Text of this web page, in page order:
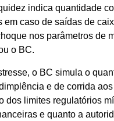
indica quantidade
em caso de saídas de
nos parâmetros de
o BC.
o BC simula o
e de corrida
dos limites regulatórios
e quanto a